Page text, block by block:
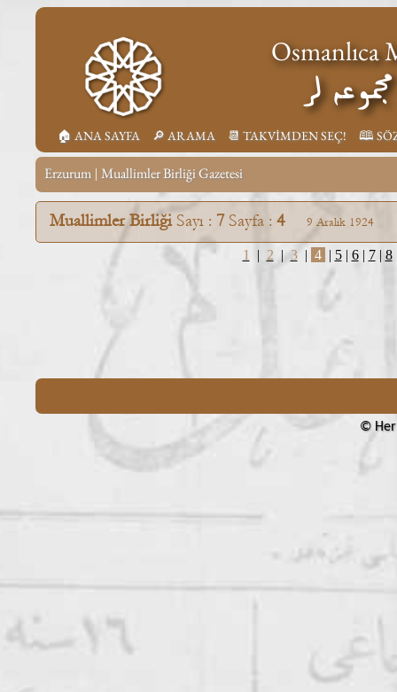
Osmanlıca
لر
🏠︎ ANA SAYFA 🔎︎ ARAMA 📆︎ TAKVİMDEN SEÇ! 🕮
Erzurum | Muallimler Birliği Gazetesi
Muallimler BirliğiSayı : 7Sayfa : 4 9 Aralık 1924
1 | 2 | 3 | 4 | 5| 6| 7| 8
© Her